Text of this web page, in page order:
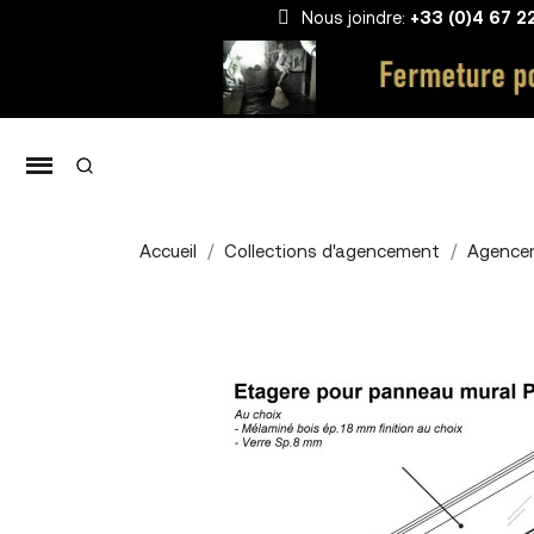
Nous joindre: +33 (0)4 67
Accueil Collections d'agencement